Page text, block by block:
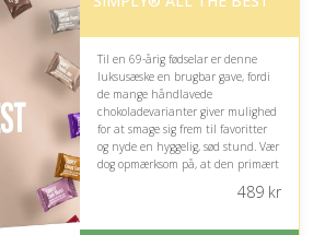
Til en 69-årig fødselar er denne
luksusæske en brugbar gave, fordi
de mange håndlavede
chokoladevarianter giver mulighed
for at smage sig frem til favoritter
og nyde en hyggelig, sød stund. Vær
dog opmærksom på, at den primært
489kr